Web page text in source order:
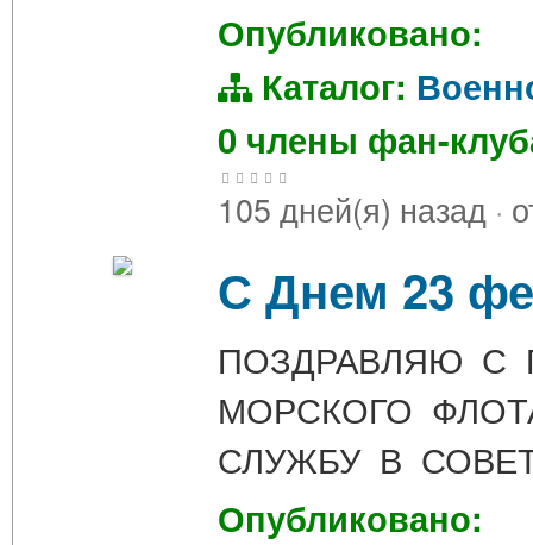
Опубликовано:
Каталог:
0 члены фан-
105 дней(я) назад ·
С Днем 23
ПОЗДРАВЛЯЮ С
МОРСКОГО
СЛУЖБУ В
Опубликовано: